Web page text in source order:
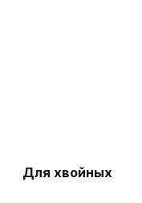
Для хвойных